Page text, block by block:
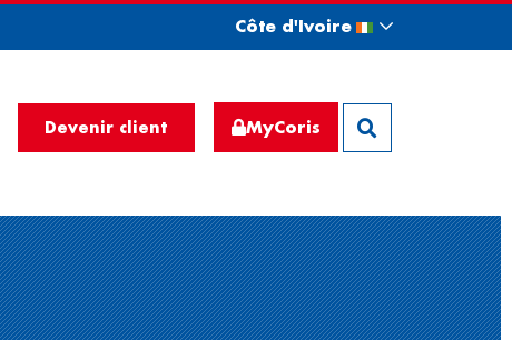
Côte d'Ivoire
Devenir client MyCoris